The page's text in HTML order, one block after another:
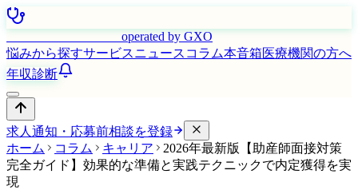
operated by GXO
悩みから探すサービスニュース コラム本音箱医療機関の方へ
年収診断
求人通知・応募前相談を登録
ホーム
コラム キャリア
2026年最新版【助産師面接対策
完全ガイド】効果的な準備と実践テクニックで内定獲得を実
現